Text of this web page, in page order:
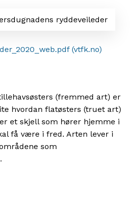
ryddeveileder
(vtfk.no)
(fremmed art) er
hvordan flatøsters (truet art)
et skjell som hører hjemme i
få være i fred. Arten lever i
som